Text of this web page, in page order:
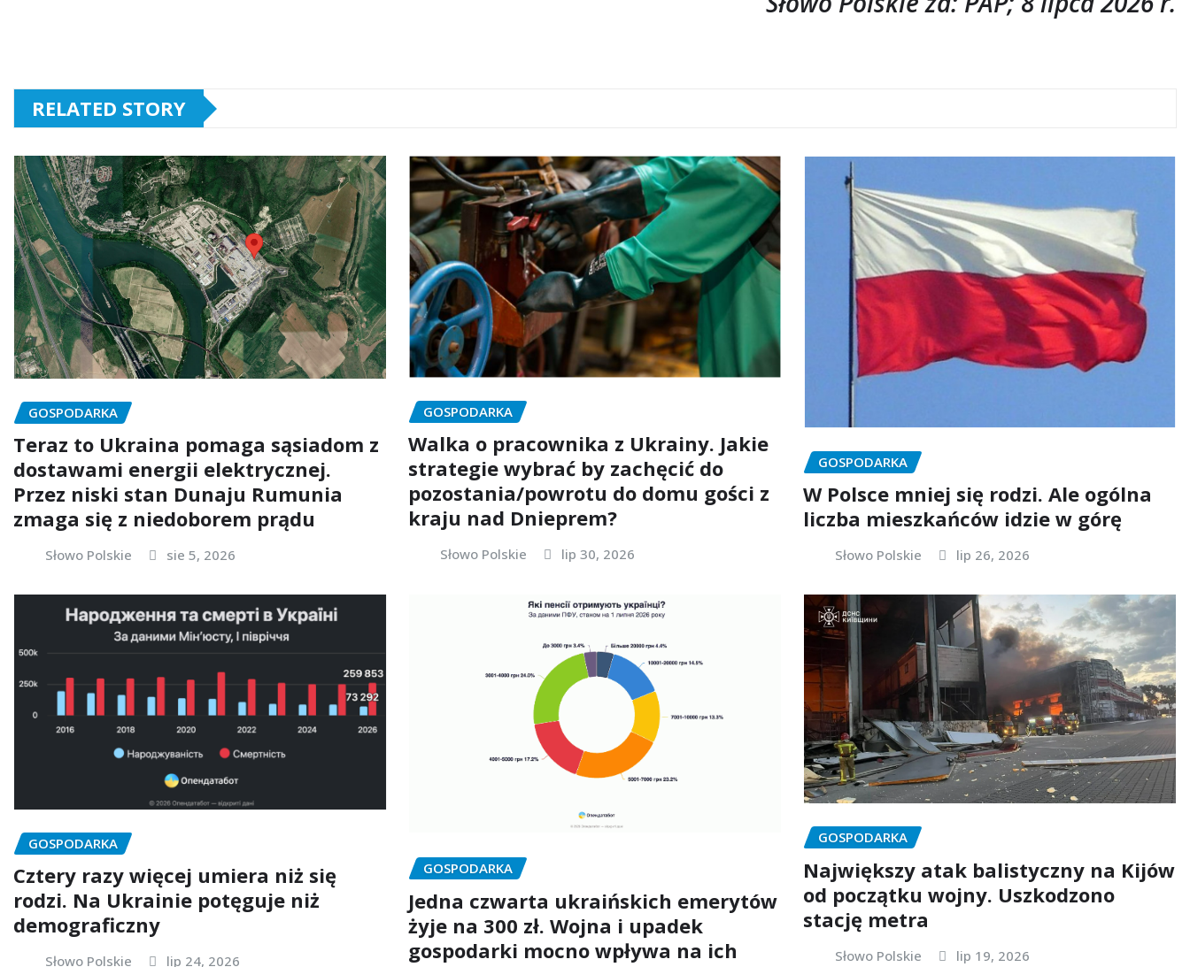
RELATED STORY
GOSPODARKA
Teraz to Ukraina pomaga sąsiadom z
dostawami energii elektrycznej.
Przez niski stan Dunaju Rumunia
zmaga się z niedoborem prądu
Słowo Polskie sie 5, 2026
GOSPODARKA
Walka o pracownika z Ukrainy. Jakie
strategie wybrać by zachęcić do
pozostania/powrotu do domu gości z
kraju nad Dnieprem?
Słowo Polskie lip 30, 2026
GOSPODARKA
W Polsce mniej się rodzi. Ale ogólna
liczba mieszkańców idzie w górę
Słowo Polskie lip 26, 2026
GOSPODARKA
Cztery razy więcej umiera niż się
rodzi. Na Ukrainie potęguje niż
demograficzny
Słowo Polskie lip 24, 2026
GOSPODARKA
Jedna czwarta ukraińskich emerytów
żyje na 300 zł. Wojna i upadek
gospodarki mocno wpływa na ich
GOSPODARKA
Największy atak balistyczny na Kijów
od początku wojny. Uszkodzono
stację metra
Słowo Polskie lip 19, 2026